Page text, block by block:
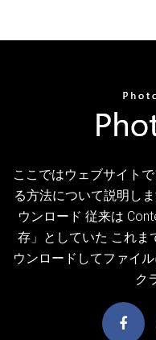
ここではウェブサイト
る方法について説明し
ウンロード 従来は
存」としていた これま
ウンロードしてファイ
ク